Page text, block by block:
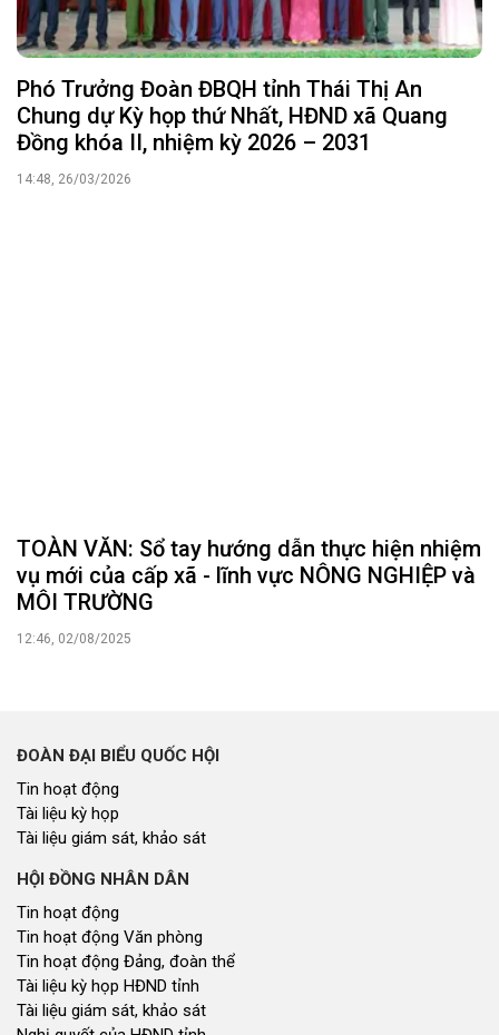
Phó Trưởng Đoàn ĐBQH tỉnh Thái Thị An
Chung dự Kỳ họp thứ Nhất, HĐND xã Quang
Đồng khóa II, nhiệm kỳ 2026 – 2031
14:48, 26/03/2026
Tài liệu giám sát, khảo sát
HỘI ĐỒNG NHÂN DÂN
Tin hoạt động Văn phòng
Nghị quyết của HĐND tỉnh
THỜI SỰ
Tin tức chính trị - kinh tế - xã hội
CHUYỂN ĐỘNG 130
CỬ TRI QUAN TÂM
Kiến nghị của cử tri với Đoàn ĐBQH tỉnh
Kiến nghị của cử tri với HĐND tỉnh
Thông báo chuyển đơn